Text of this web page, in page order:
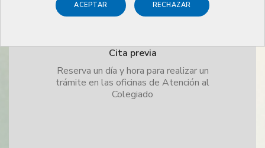
ACEPTAR RECHAZAR
Cita previa
Reserva un día y hora para realizar un
trámite en las oficinas de Atención al
Colegiado